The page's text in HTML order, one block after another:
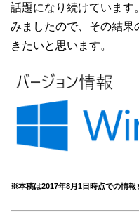
話題になり続けています
みましたので、その結果
きたいと思います。
※本稿は2017年8月1日時点での情報